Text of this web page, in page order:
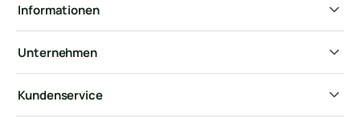
Informationen
Unternehmen
Kundenservice